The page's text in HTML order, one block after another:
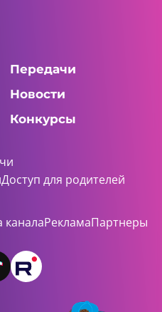
Передачи
Новости
Конкурсы
Доступ для родителей
каналаРекламаПартнеры